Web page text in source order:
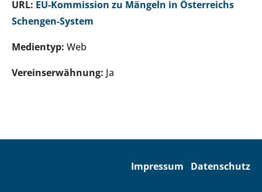
URL: EU-Kommission zu Mängeln in Österreichs
Schengen-System
Medientyp: Web
Vereinserwähnung: Ja
Impressum Datenschutz